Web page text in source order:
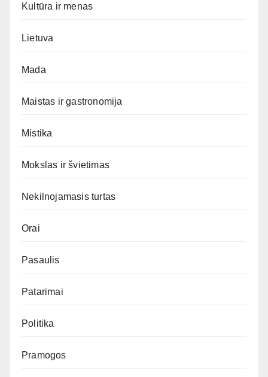
Kultūra ir menas
Lietuva
Mada
Maistas ir gastronomija
Mistika
Mokslas ir švietimas
Nekilnojamasis turtas
Orai
Pasaulis
Patarimai
Politika
Pramogos